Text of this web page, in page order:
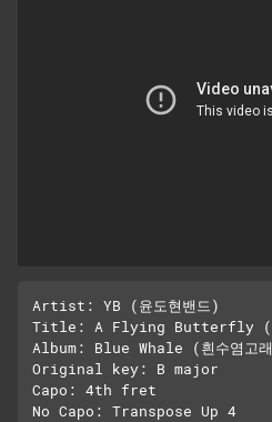
Artist: YB (윤도현밴드)
Title: A Flying Butterfly
Album: Blue Whale (흰수염고
Original key: B major
Capo: 4th fret
No Capo: Transpose Up 4